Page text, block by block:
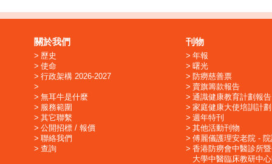
關於我們
歷史
使命
行政架構 2026-2027
無耳牛是什麼
服務範圍
其它聯繫
公開招標 / 報價
聯絡我們
查詢
刊物
年報
曙光
防癆慈善票
賣旗籌款報告
通識健康教育計劃報告
家庭健康大使培訓計劃
週年特刊
其他活動刊物
傅麗儀護理安老院 -
香港防癆會中醫診所
大學中醫臨床教研中